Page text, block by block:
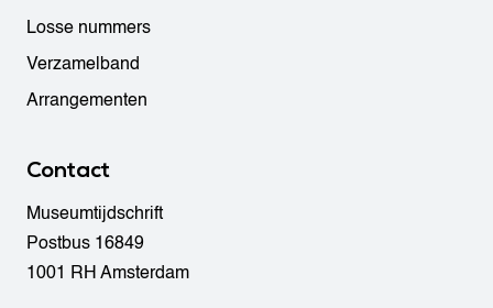
Losse nummers
Verzamelband
Arrangementen
Contact
Museumtijdschrift
Postbus 16849
1001 RH Amsterdam